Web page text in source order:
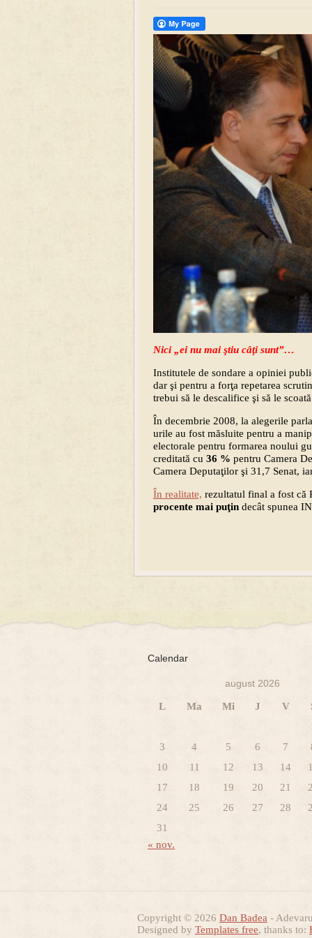
Nici „ei nu mai ştiu câţi sunt”…
Institutele de sondare a opiniei
dar şi pentru a forţa repetarea
trebui să le descalifice şi să le
În decembrie 2008, la alegerile
urile au fost măsluite pentru a
electorale pentru formarea noului
creditată cu 36 % pentru Camera
Camera Deputaţilor şi 31,7 Senat,
În realitate, rezultatul final a fost că
procente mai puţin decât spunea
Calendar
august 2026
L Ma Mi J V
3
4 5 6 7
10
11 12 13 14
17
18 19 20 21
24
25 26 27 28
31
« nov.
Copyright © 2026 Dan Badea -
Designed by Templates free, thanks to: